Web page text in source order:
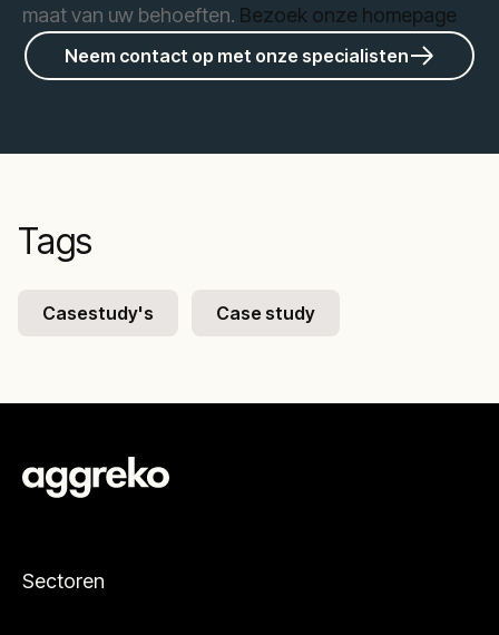
maat van uw behoeften. Bezoek onze homepage
Neem contact op met onze specialisten
Tags
Casestudy's Case study
Sectoren